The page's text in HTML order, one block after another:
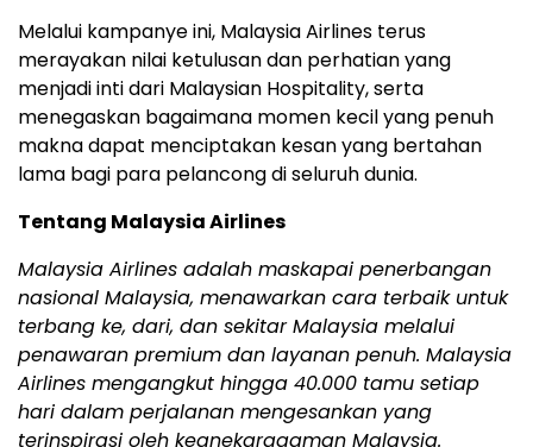
Melalui kampanye ini, Malaysia Airlines terus
merayakan nilai ketulusan dan perhatian yang
menjadi inti dari Malaysian Hospitality, serta
menegaskan bagaimana momen kecil yang penuh
makna dapat menciptakan kesan yang bertahan
lama bagi para pelancong di seluruh dunia.
Tentang Malaysia Airlines
Malaysia Airlines adalah maskapai penerbangan
nasional Malaysia, menawarkan cara terbaik untuk
terbang ke, dari, dan sekitar Malaysia melalui
penawaran premium dan layanan penuh. Malaysia
Airlines mengangkut hingga 40.000 tamu setiap
hari dalam perjalanan mengesankan yang
terinspirasi oleh keanekaragaman Malaysia.